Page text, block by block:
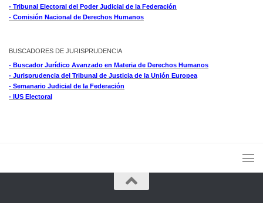
- Tribunal Electoral del Poder Judicial de la Federación
- Comisión Nacional de Derechos Humanos
BUSCADORES DE JURISPRUDENCIA
- Buscador Jurídico Avanzado en Materia de Derechos Humanos
- Jurisprudencia del Tribunal de Justicia de la Unión Europea
- Semanario Judicial de la Federación
- IUS Electoral